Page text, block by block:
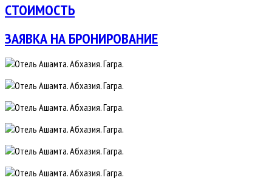
СТОИМОСТЬ
ЗАЯВКА НА БРОНИРОВАНИЕ